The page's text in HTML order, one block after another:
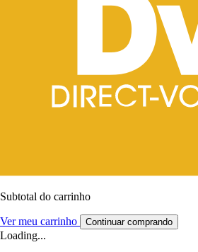
Subtotal do carrinho
Ver meu carrinho Continuar comprando
Loading...